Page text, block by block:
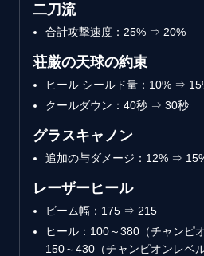
二刀流
合計攻撃速度：25% ⇒ 20%
荘厳の天球の約束
ヒール シールド量：10% ⇒
クールダウン：40秒 ⇒ 30秒
グラスキャノン
追加の与ダメージ：12% ⇒
レーザーヒール
ビーム幅：175 ⇒ 215
ヒール：100～380（チャンピ
150～430（チャンピオンレベ